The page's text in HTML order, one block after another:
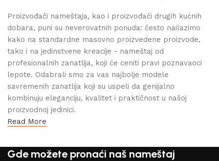
Proizvođači nameštaja, kao i proizvođači drugih kućnih
dobara, puni su neverovatnih ponuda: često nailazimo
kako na standardne masovno proizvedene proizvode,
tako i na jedinstvene kreacije - nameštaj od
profesionalnih zanatlija, koji će ceniti pravi poznavaoci
lepote. Odabrali smo za vas najbolje modele
savremenih zanatlija koji su uspeli da genijalno
kombinuju eleganciju, kvalitet i praktičnost u našoj
proizvodnoj jedinici.
Read More
Gde možete pronaći naš nameštaj